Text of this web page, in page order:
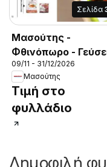
Σελίδα
Μασούτης -
Φθινόπωρο -
& εμπνεύσεις
09/11 - 31/12/2026
Μασούτης
Τιμή στο
φυλλάδιο
Δημοφιλή